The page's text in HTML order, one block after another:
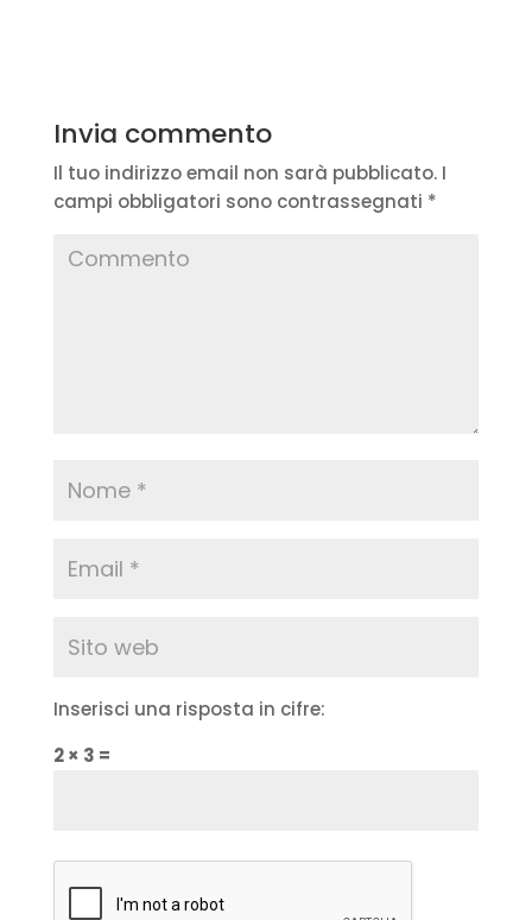
Invia commento
Il tuo indirizzo email non sarà pubblicato.I
campi obbligatori sono contrassegnati *
Inserisci una risposta in cifre:
2 × 3 =